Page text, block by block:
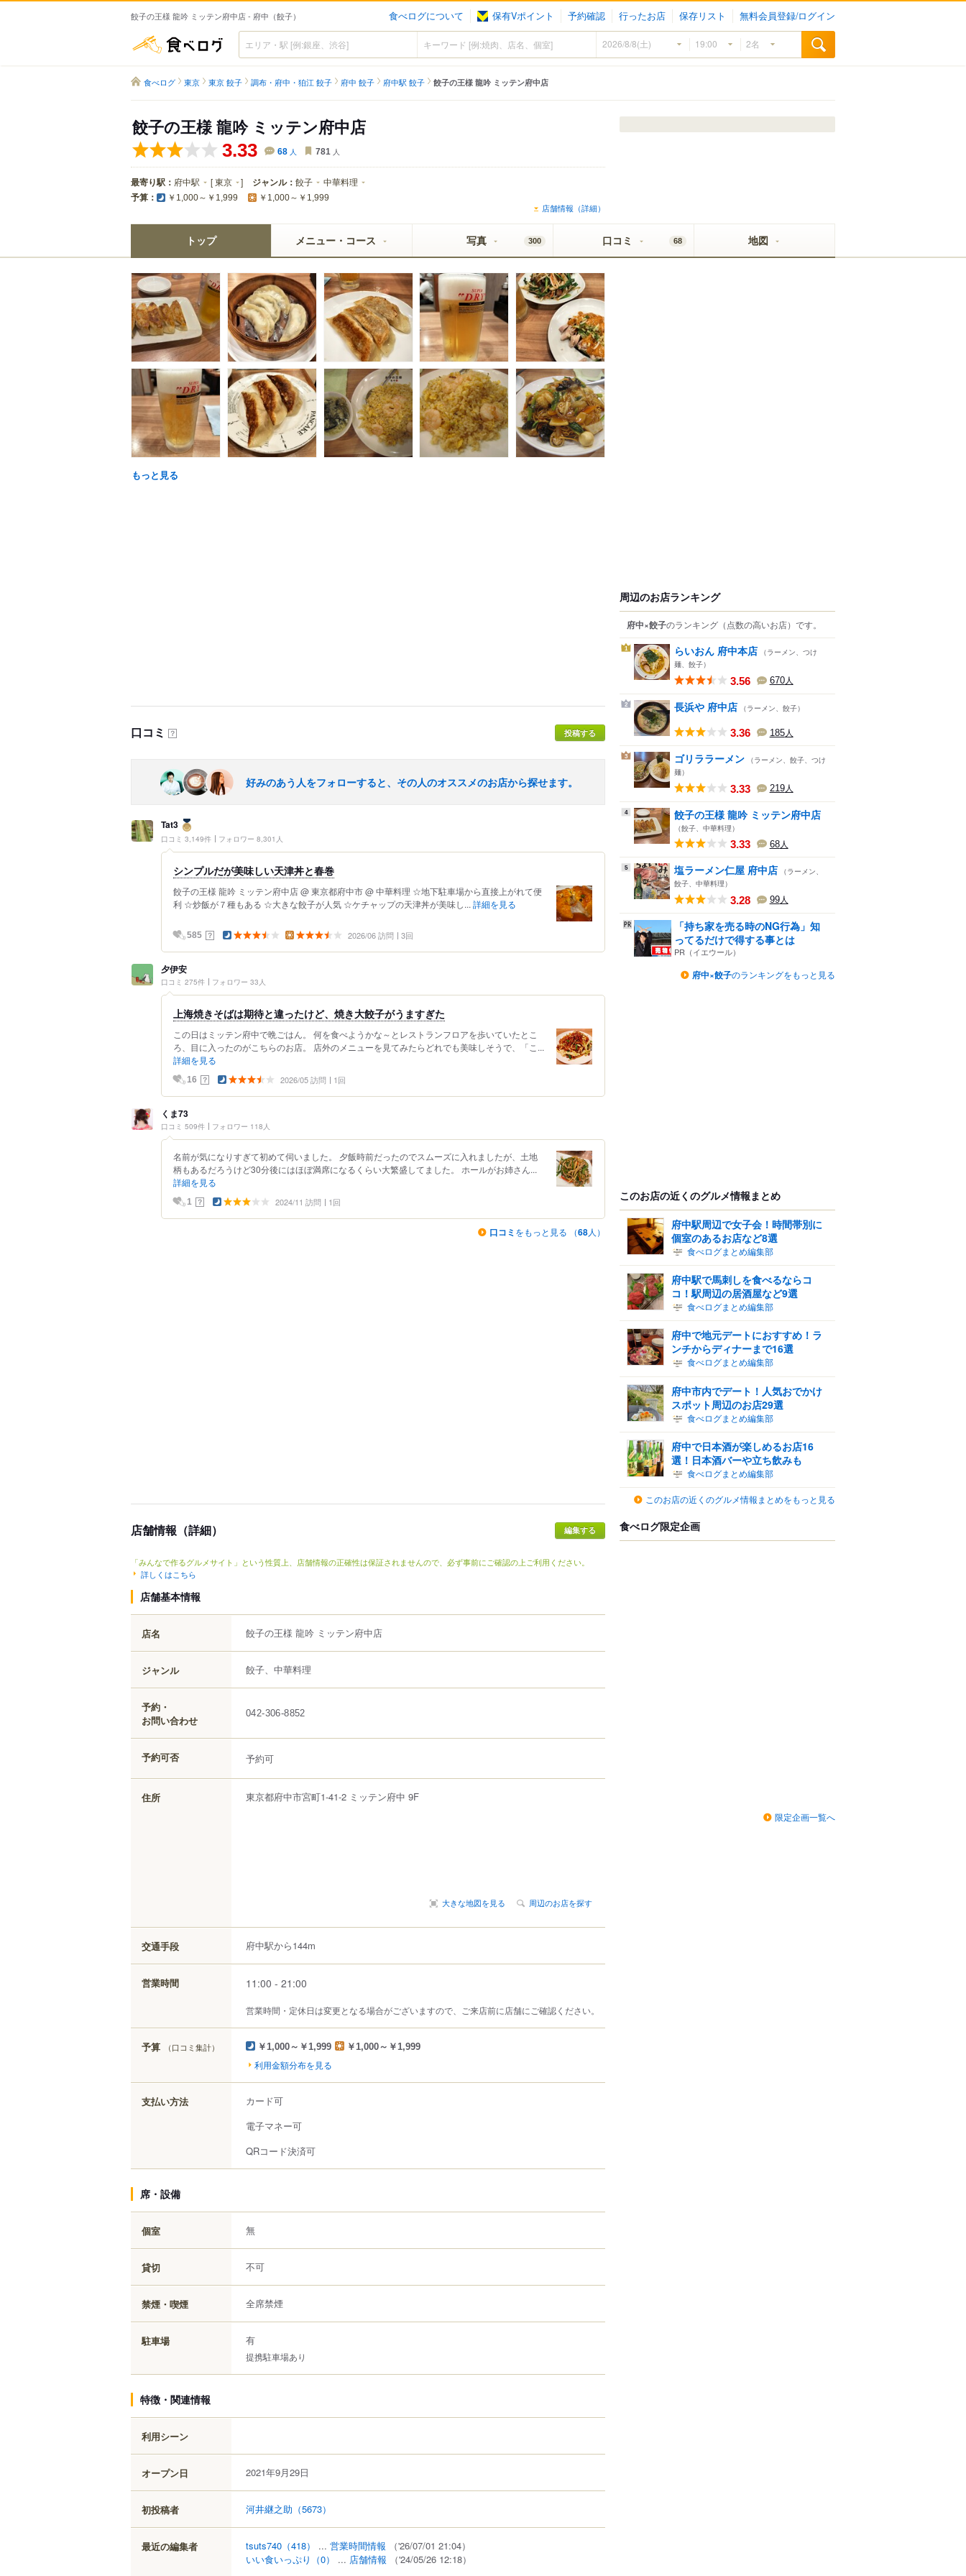
餃子の王様 龍吟 ミッテン府中店 - 府中（餃子） 食べログについて 保有Vポイント 予約確認 行ったお店 保存リスト 無料会員登録/ログイン
食べログ
食べログ 東京 東京 餃子 調布・府中・狛江 餃子 府中 餃子 府中駅 餃子 餃子の王様 龍吟 ミッテン府中店
餃子の王様 龍吟 ミッテン府中店
3.33 68 人 781 人
最寄り駅： 府中駅 [東京 ] ジャンル： 餃子 中華料理
予算： ￥1,000～￥1,999 ￥1,000～￥1,999
店舗情報（詳細）
トップ メニュー・コース 写真 300 口コミ 68 地図
もっと見る
口コミ ？ 投稿する
好みのあう人をフォローすると、その人のオススメのお店から探せます。
Tat3
口コミ 3,149件 フォロワー 8,301人
シンプルだが美味しい天津丼と春巻
餃子の王様 龍吟 ミッテン府中店 @ 東京都府中市 @ 中華料理 ☆地下駐車場から直接上がれて便
利 ☆炒飯が７種もある ☆大きな餃子が人気 ☆ケチャップの天津丼が美味し... 詳細を見る
585 ？ 2026/06 訪問 3回
夕伊安
口コミ 275件 フォロワー 33人
上海焼きそばは期待と違ったけど、焼き大餃子がうますぎた
この日はミッテン府中で晩ごはん。 何を食べようかな～とレストランフロアを歩いていたとこ
ろ、目に入ったのがこちらのお店。 店外のメニューを見てみたらどれでも美味しそうで、「こ...
詳細を見る
16 ？ 2026/05 訪問 1回
くま73
口コミ 509件 フォロワー 118人
名前が気になりすぎて初めて伺いました。 夕飯時前だったのでスムーズに入れましたが、土地
柄もあるだろうけど30分後にはほぼ満席になるくらい大繁盛してました。 ホールがお姉さん...
詳細を見る
1 ？ 2024/11 訪問 1回
口コミ をもっと見る （68人）
店舗情報（詳細）
「みんなで作るグルメサイト」という性質上、店舗情報の正確性は保証されませんので、必ず事前にご確認の上ご利用ください。
詳しくはこちら
店舗基本情報
店名 餃子の王様 龍吟 ミッテン府中店
ジャンル 餃子、中華料理
予約・
お問い合わせ
042-306-8852
予約可否 予約可
住所 東京都府中市宮町1-41-2 ミッテン府中 9F
大きな地図を見る 周辺のお店を探す
交通手段 府中駅から144m
営業時間 11:00 - 21:00
営業時間・定休日は変更となる場合がございますので、ご来店前に店舗にご確認ください。
予算 （口コミ集計） ￥1,000～￥1,999 ￥1,000～￥1,999
利用金額分布を見る
支払い方法
カード可
電子マネー可
QRコード決済可
席・設備
個室 無
貸切 不可
禁煙・喫煙 全席禁煙
駐車場 有
提携駐車場あり
特徴・関連情報
利用シーン
オープン日 2021年9月29日
初投稿者 河井継之助 （5673）
最近の編集者 tsuts740 （418） ... 営業時間情報
（'26/07/01 21:04）
いい食いっぷり （0） ... 店舗情報 （'24/05/26 12:18）
周辺のお店ランキング
府中×餃子のランキング （点数の高いお店） です。
1 らいおん 府中本店 （ラーメン、つけ
麺、餃子）
3.56 670人
2 長浜や 府中店 （ラーメン、餃子）
3.36 185人
3 ゴリララーメン （ラーメン、餃子、つけ
麺）
3.33 219人
4 餃子の王様 龍吟 ミッテン府中店
（餃子、中華料理）
3.33 68人
5 塩ラーメン仁屋 府中店 （ラーメン、
餃子、中華料理）
3.28 99人
「持ち家を売る時のNG行為」知
ってるだけで得する事とは
PR（イエウール）
府中×餃子のランキングをもっと見る
このお店の近くのグルメ情報まとめ
府中駅周辺で女子会！時間帯別に
個室のあるお店など8選
食べログまとめ編集部
府中駅で馬刺しを食べるならコ
コ！駅周辺の居酒屋など9選
食べログまとめ編集部
府中で地元デートにおすすめ！ラ
ンチからディナーまで16選
食べログまとめ編集部
府中市内でデート！人気おでかけ
スポット周辺のお店29選
食べログまとめ編集部
府中で日本酒が楽しめるお店16
選！日本酒バーや立ち飲みも
食べログまとめ編集部
このお店の近くのグルメ情報まとめをもっと見る
食べログ限定企画
限定企画一覧へ